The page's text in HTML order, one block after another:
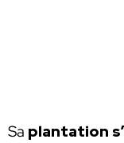
Sa plantation